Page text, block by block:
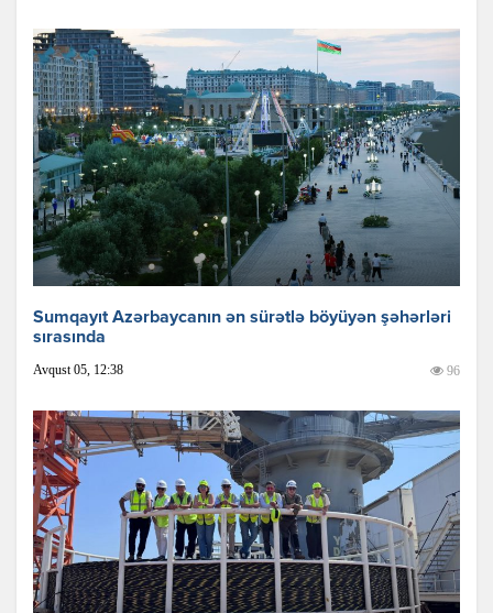
Sumqayıt Azərbaycanın ən sürətlə böyüyən şəhərləri
sırasında
Avqust 05, 12:38 96